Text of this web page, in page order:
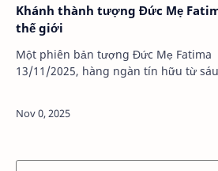
Khánh thành tượng Đức Mẹ
thế giới
Một phiên bản tượng Đức Mẹ Fatima Ngày
13/11/2025, hàng ngàn tín hữu từ